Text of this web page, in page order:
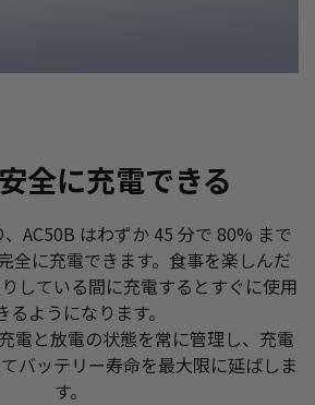
全に充電できる
AC50B はわずか 45 分で 80% まで
全に充電できます。食事を楽しんだ
している間に充電するとすぐに使用
るようになります。
電と放電の状態を常に管理し、充電
バッテリー寿命を最大限に延ばしま
す。